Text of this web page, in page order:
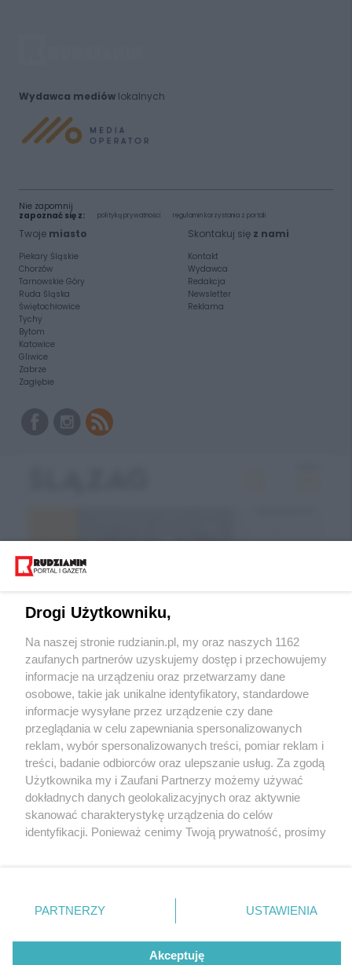
Wydawca mediówlokalnych
Nie zapomnij
zapoznać się z:
polityką prywatności regulamin korzystania z portali
Twoje miasto
Piekary Śląskie
Chorzów
Tarnowskie Góry
Ruda Śląska
Świętochłowice
Tychy
Bytom
Katowice
Gliwice
Zabrze
Zagłębie
Skontakuj się z nami
Kontakt
Wydawca
Redakcja
Newsletter
Reklama
Wróć do strony głównej
ślązag.pl
0%
Drogi Użytkowniku,
Na naszej stronie rudzianin.pl, my oraz naszych 1162
zaufanych partnerów uzyskujemy dostęp i przechowujemy
informacje na urządzeniu oraz przetwarzamy dane
osobowe, takie jak unikalne identyfikatory, standardowe
informacje wysyłane przez urządzenie czy dane
przeglądania w celu zapewniania spersonalizowanych
reklam, wybór spersonalizowanych treści, pomiar reklam i
treści, badanie odbiorców oraz ulepszanie usług. Za zgodą
Użytkownika my i Zaufani Partnerzy możemy używać
dokładnych danych geolokalizacyjnych oraz aktywnie
skanować charakterystykę urządzenia do celów
identyfikacji. Ponieważ cenimy Twoją prywatność, prosimy
prywatności znajdujący się w lewym dolnym rogu strony
. Niektóre rodzaje przetwarzania danych nie wymagają
zgody użytkownika, ale masz prawo sprzeciwić się
takiemu przetwarzaniu. Preferencje będą miały
PARTNERZY USTAWIENIA
Akceptuję